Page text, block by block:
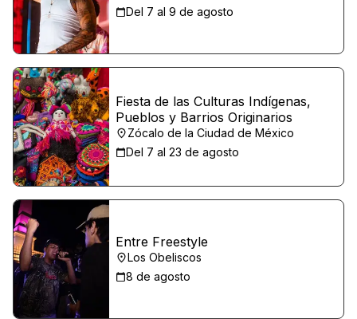
Del 7 al 9 de agosto
Fiesta de las Culturas Indígenas,
Pueblos y Barrios Originarios
Zócalo de la Ciudad de México
Del 7 al 23 de agosto
Entre Freestyle
Los Obeliscos
8 de agosto